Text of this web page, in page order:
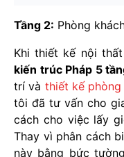
Tầng 2: Phòng
Khi thiết kế nội
kiến trúc Pháp 5
trí và thiết kế
tôi đã tư vấn cho
cách cho việc lấy
Thay vì phân cách
này bằng bức